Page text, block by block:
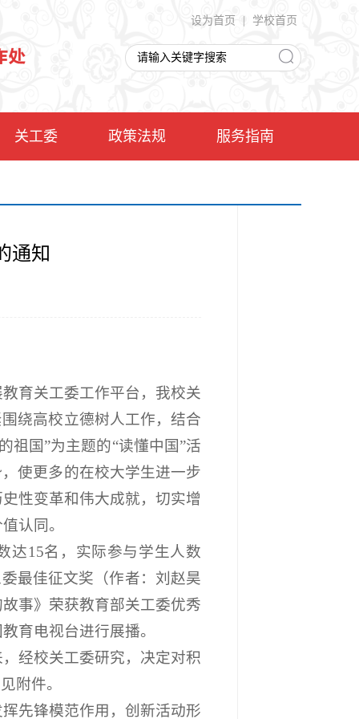
设为首页 学校首页
关工委 政策法规 服务指南
通知
育关工委工作平台，我校关
绕高校立德树人工作，结合
祖国”为主题的“读懂中国”活
使更多的在校大学生进一步
性变革和伟大成就，切实增
认同。
达15名，实际参与学生人数
最佳征文奖（作者：刘赵昊
事》荣获教育部关工委优秀
育电视台进行展播。
经校关工委研究，决定对积
附件。
先锋模范作用，创新活动形